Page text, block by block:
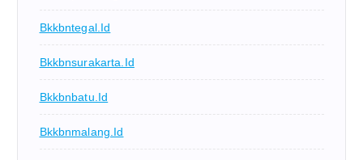
Bkkbntegal.id
Bkkbnsurakarta.id
Bkkbnbatu.id
Bkkbnmalang.id